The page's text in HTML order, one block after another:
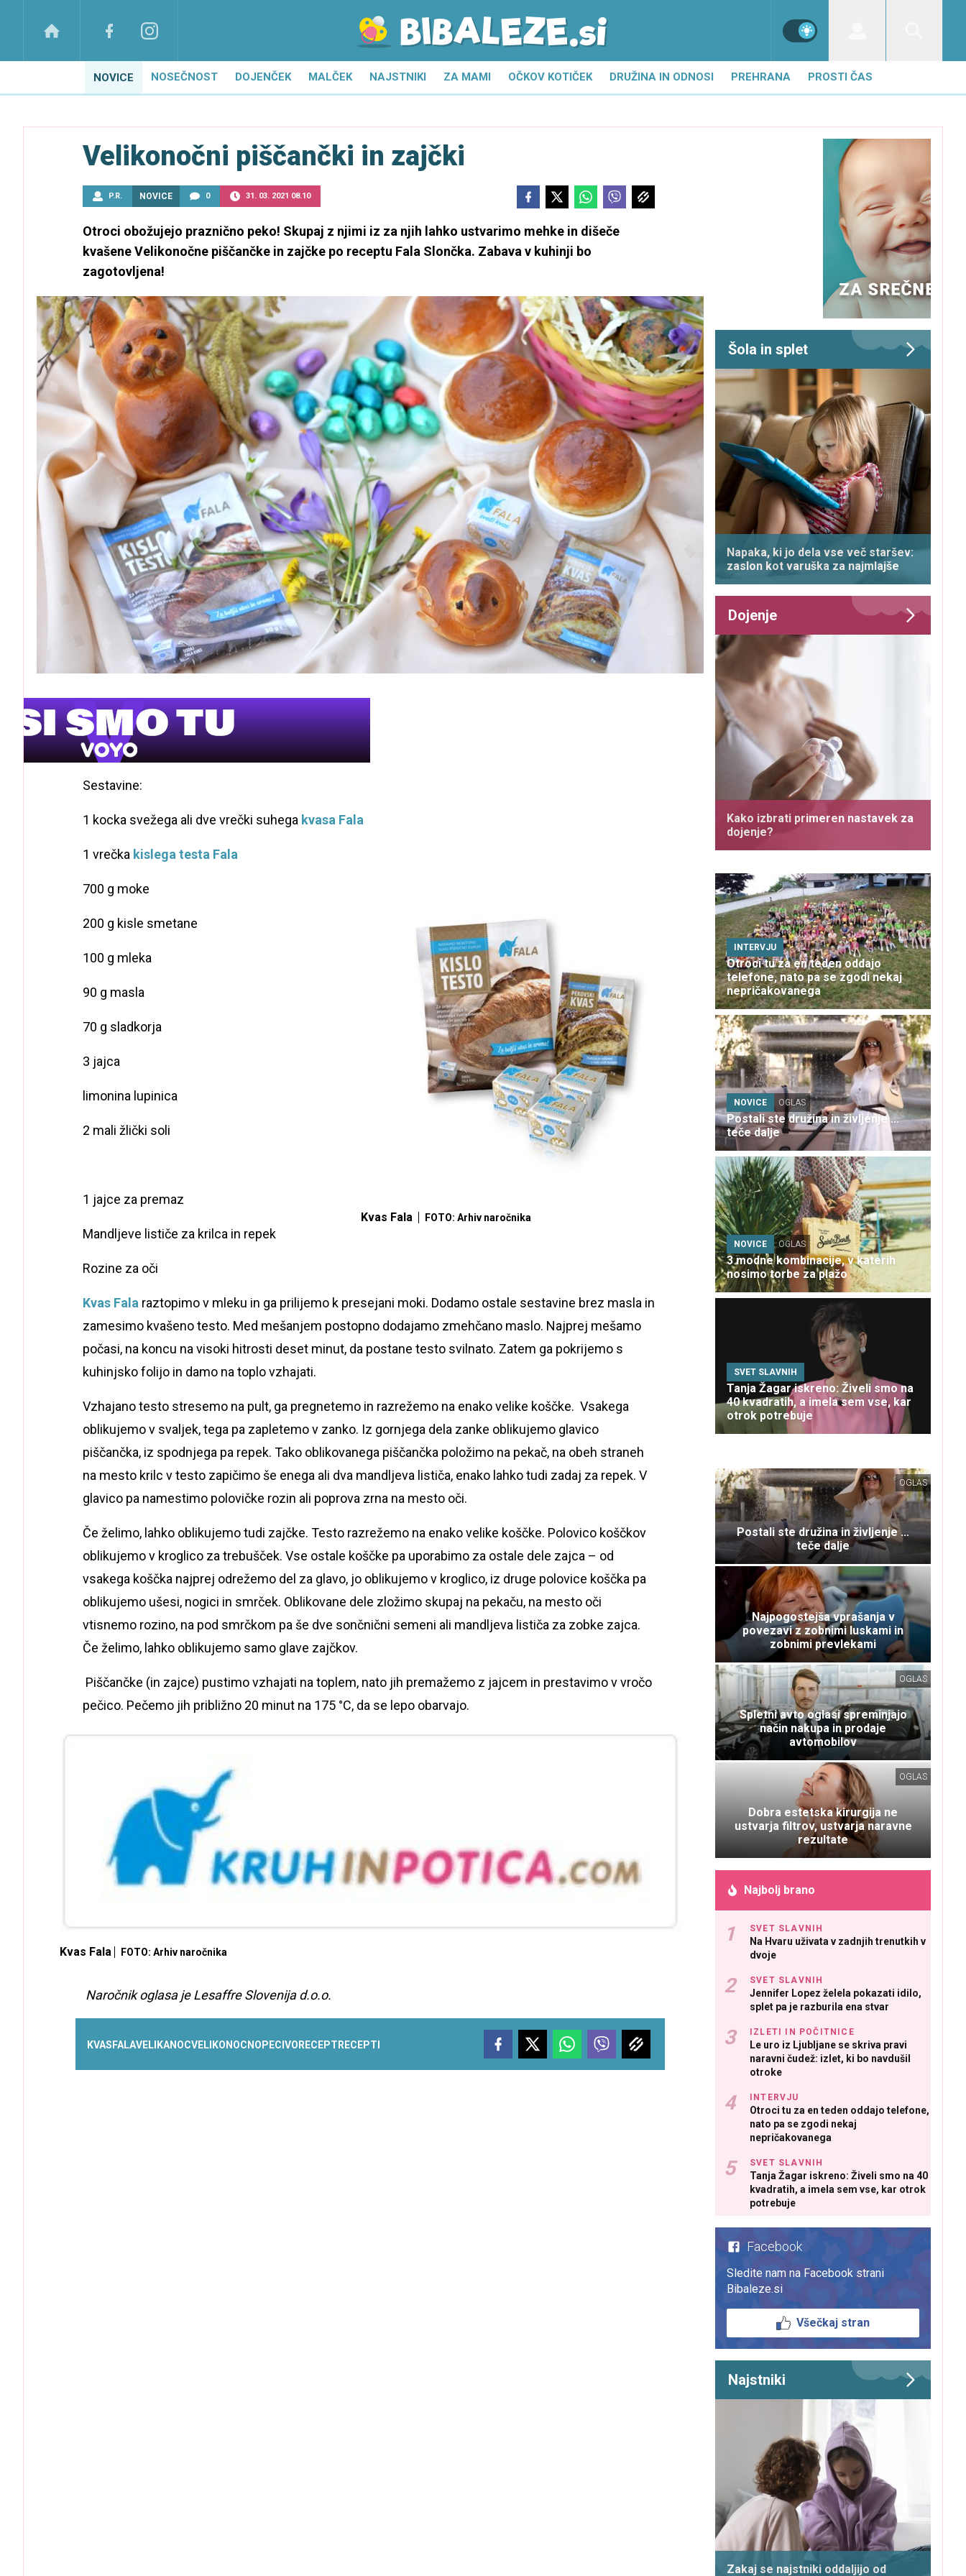
NOVICE NOSEČNOST DOJENČEK MALČEK NAJSTNIKI ZA MAMI OČKOV KOTIČEK DRUŽINA IN ODNOSI PREHRANA PROSTI ČAS
Velikonočni piščančki in zajčki
P.R. NOVICE 0 31. 03. 2021 08.10
Otroci obožujejo praznično peko! Skupaj z njimi iz za njih lahko ustvarimo mehke in dišeče
kvašene Velikonočne piščančke in zajčke po receptu Fala Slončka. Zabava v kuhinji bo
zagotovljena!
Sestavine:
1 kocka svežega ali dve vrečki suhega kvasa Fala
1 vrečka kislega testa Fala
Kvas Fala FOTO: Arhiv naročnika
700 g moke
200 g kisle smetane
100 g mleka
90 g masla
70 g sladkorja
3 jajca
limonina lupinica
2 mali žlički soli
1 jajce za premaz
Mandljeve lističe za krilca in repek
Rozine za oči
Kvas Fala raztopimo v mleku in ga prilijemo k presejani moki. Dodamo ostale sestavine brez masla in
zamesimo kvašeno testo. Med mešanjem postopno dodajamo zmehčano maslo. Najprej mešamo
počasi, na koncu na visoki hitrosti deset minut, da postane testo svilnato. Zatem ga pokrijemo s
kuhinjsko folijo in damo na toplo vzhajati.
Vzhajano testo stresemo na pult, ga pregnetemo in razrežemo na enako velike koščke. Vsakega
oblikujemo v svaljek, tega pa zapletemo v zanko. Iz gornjega dela zanke oblikujemo glavico
piščančka, iz spodnjega pa repek. Tako oblikovanega piščančka položimo na pekač, na obeh straneh
na mesto krilc v testo zapičimo še enega ali dva mandljeva lističa, enako lahko tudi zadaj za repek. V
glavico pa namestimo polovičke rozin ali poprova zrna na mesto oči.
Če želimo, lahko oblikujemo tudi zajčke. Testo razrežemo na enako velike koščke. Polovico koščkov
oblikujemo v kroglico za trebušček. Vse ostale koščke pa uporabimo za ostale dele zajca – od
vsakega koščka najprej odrežemo del za glavo, jo oblikujemo v kroglico, iz druge polovice koščka pa
oblikujemo ušesi, nogici in smrček. Oblikovane dele zložimo skupaj na pekaču, na mesto oči
vtisnemo rozino, na pod smrčkom pa še dve sončnični semeni ali mandljeva lističa za zobke zajca.
Če želimo, lahko oblikujemo samo glave zajčkov.
Piščančke (in zajce) pustimo vzhajati na toplem, nato jih premažemo z jajcem in prestavimo v vročo
pečico. Pečemo jih približno 20 minut na 175 °C, da se lepo obarvajo.
Kvas Fala FOTO: Arhiv naročnika
Naročnik oglasa je Lesaffre Slovenija d.o.o.
KVAS FALAVELIKANOCVELIKONOCNO PECIVO RECEPT RECEPTI
Šola in splet
Napaka, ki jo dela vse več staršev:
zaslon kot varuška za najmlajše
Dojenje
Kako izbrati primeren nastavek za
dojenje?
INTERVJU
Otroci tu za en teden oddajo
telefone, nato pa se zgodi nekaj
nepričakovanega
NOVICE OGLAS
Postali ste družina in življenje ...
teče dalje
NOVICE OGLAS
3 modne kombinacije, v katerih
nosimo torbe za plažo
SVET SLAVNIH
Tanja Žagar iskreno: Živeli smo na
40 kvadratih, a imela sem vse, kar
otrok potrebuje
OGLAS
Postali ste družina in življenje ...
teče dalje
Najpogostejša vprašanja v
povezavi z zobnimi luskami in
zobnimi prevlekami
OGLAS
Spletni avto oglasi spreminjajo
način nakupa in prodaje
avtomobilov
OGLAS
Dobra estetska kirurgija ne
ustvarja filtrov, ustvarja naravne
rezultate
Najbolj brano
SVET SLAVNIH
Na Hvaru uživata v zadnjih trenutkih v
dvoje
SVET SLAVNIH
Jennifer Lopez želela pokazati idilo,
splet pa je razburila ena stvar
IZLETI IN POČITNICE
Le uro iz Ljubljane se skriva pravi
naravni čudež: izlet, ki bo navdušil
otroke
INTERVJU
Otroci tu za en teden oddajo telefone,
nato pa se zgodi nekaj
nepričakovanega
SVET SLAVNIH
Tanja Žagar iskreno: Živeli smo na 40
kvadratih, a imela sem vse, kar otrok
potrebuje
Facebook
Sledite nam na Facebook strani
Bibaleze.si
Všečkaj stran
Najstniki
Zakaj se najstniki oddaljijo od